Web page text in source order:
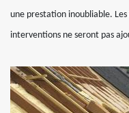
une prestation inoubliable.
interventions ne seront pas